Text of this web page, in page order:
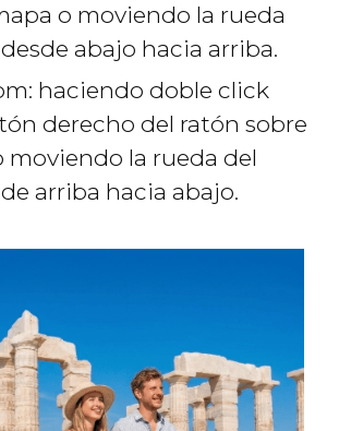
o moviendo la rueda
abajo hacia arriba.
haciendo doble click
derecho del ratón sobre
moviendo la rueda del
arriba hacia abajo.